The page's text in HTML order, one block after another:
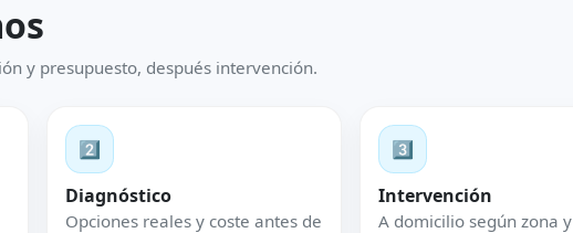
y presupuesto, después intervención.
2️⃣
Diagnóstico
Opciones reales y coste antes de
3️⃣
Intervención
A domicilio según zona y